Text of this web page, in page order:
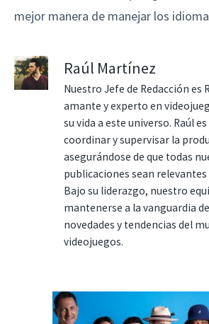
mejor manera de manejar los
Raúl Martínez
Nuestro Jefe de Redacción es
amante y experto en
su vida a este universo. Raúl
coordinar y supervisar la
asegurándose de que todas
publicaciones sean relevantes
Bajo su liderazgo, nuestro
mantenerse a la vanguardia
novedades y tendencias del
videojuegos.